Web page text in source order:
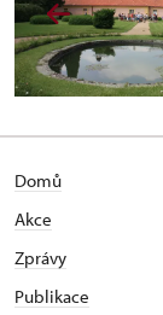
Domů
Akce
Zprávy
Publikace